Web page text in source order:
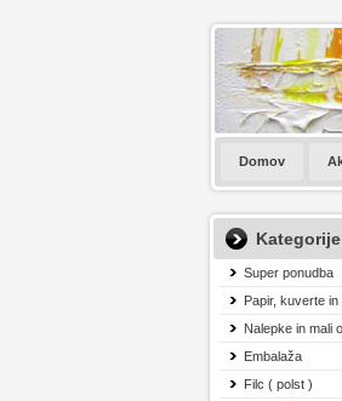
Domov
Kategorije
Super ponudba
Papir, kuverte
Nalepke in mali
Embalaža
Filc ( polst )